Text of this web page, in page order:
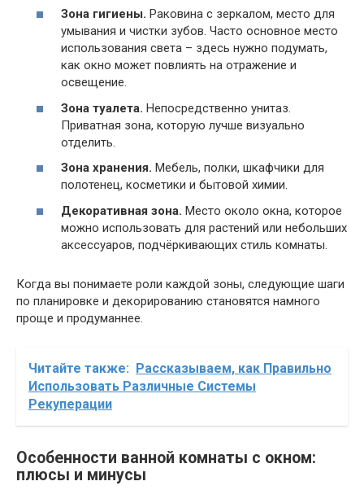
Зона гигиены. Раковина с зеркалом, место для
умывания и чистки зубов. Часто основное место
использования света – здесь нужно подумать,
как окно может повлиять на отражение и
освещение.
Зона туалета. Непосредственно унитаз.
Приватная зона, которую лучше визуально
отделить.
Зона хранения. Мебель, полки, шкафчики для
полотенец, косметики и бытовой химии.
Декоративная зона. Место около окна, которое
можно использовать для растений или небольших
аксессуаров, подчёркивающих стиль комнаты.
Когда вы понимаете роли каждой зоны, следующие шаги
по планировке и декорированию становятся намного
проще и продуманнее.
Читайте также: Рассказываем, как Правильно
Использовать Различные Системы
Рекуперации
Особенности ванной комнаты с окном:
плюсы и минусы